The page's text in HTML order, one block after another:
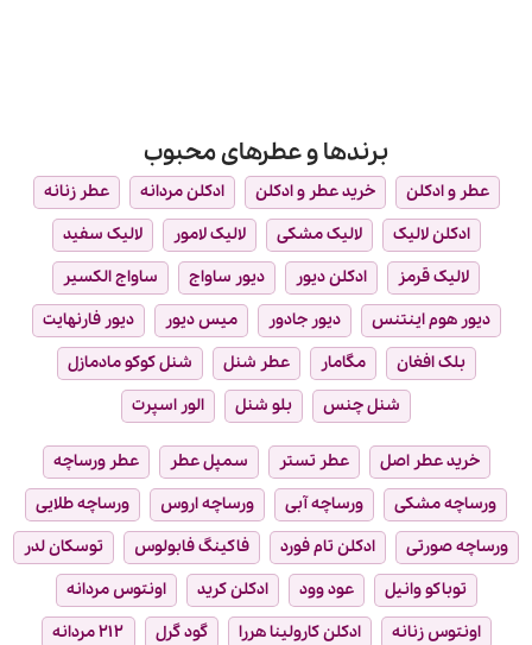
برندها و عطرهای محبوب
عطر و ادکلن خرید عطر و ادکلن ادکلن مردانه
عطر زنانه
ادکلن لالیک
لالیک مشکی لالیک لامور
لالیک سفید
لالیک قرمز
ادکلن دیور دیور ساواج
ساواج الکسیر
دیور هوم اینتنس
دیور جادور میس دیور
دیور فارنهایت
بلک افغان
مگامار عطر شنل
شنل کوکو مادمازل
شنل چنس
بلو شنل الور اسپرت
خرید عطر اصل عطر تستر سمپل عطر
عطر ورساچه
ورساچه مشکی
ورساچه آبی ورساچه اروس
ورساچه طلایی
ورساچه صورتی
ادکلن تام فورد فاکینگ فابولوس
توسکان لدر
توباکو وانیل
عود وود ادکلن کرید
اونتوس مردانه
اونتوس زنانه
ادکلن کارولینا هررا گود گرل
۲۱۲ مردانه